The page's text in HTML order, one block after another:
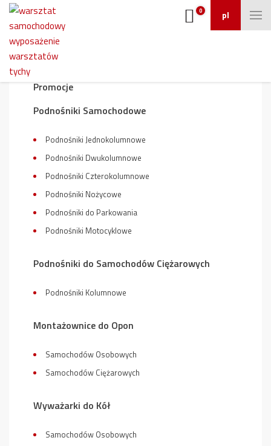
pl
0
Wyposażenie warsztatu
Promocje
Podnośniki Samochodowe
Podnośniki Jednokolumnowe
Podnośniki Dwukolumnowe
Podnośniki Czterokolumnowe
Podnośniki Nożycowe
Podnośniki do Parkowania
Podnośniki Motocyklowe
Podnośniki do Samochodów Ciężarowych
Podnośniki Kolumnowe
Montażownice do Opon
Samochodów Osobowych
Samochodów Ciężarowych
Wyważarki do Kół
Samochodów Osobowych